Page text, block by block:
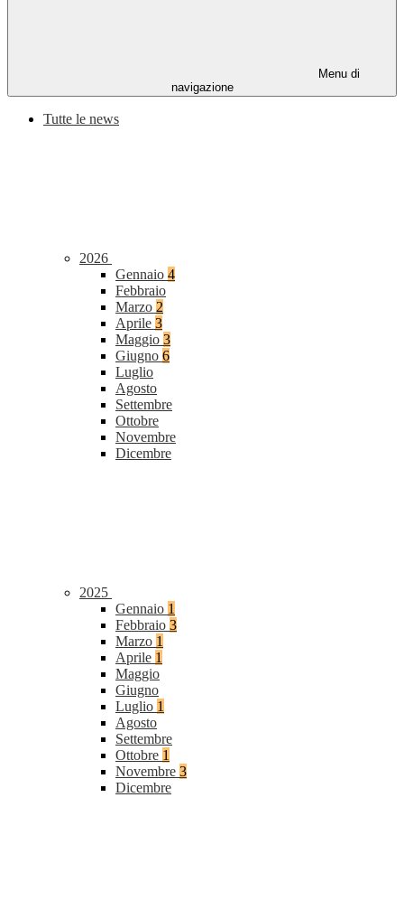
Menu di
navigazione
Tutte le news
2026
Gennaio 4
Febbraio
Marzo 2
Aprile 3
Maggio 3
Giugno 6
Luglio
Agosto
Settembre
Ottobre
Novembre
Dicembre
2025
Gennaio 1
Febbraio 3
Marzo 1
Aprile 1
Maggio
Giugno
Luglio 1
Agosto
Settembre
Ottobre 1
Novembre 3
Dicembre